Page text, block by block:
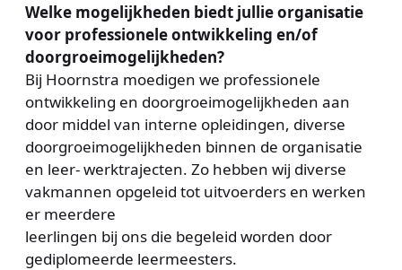
Welke mogelijkheden biedt jullie organisatie
voor professionele ontwikkeling en/of
doorgroeimogelijkheden?
Bij Hoornstra moedigen we professionele
ontwikkeling en doorgroeimogelijkheden aan
door middel van interne opleidingen, diverse
doorgroeimogelijkheden binnen de organisatie
en leer- werktrajecten. Zo hebben wij diverse
vakmannen opgeleid tot uitvoerders en werken
er meerdere
leerlingen bij ons die begeleid worden door
gediplomeerde leermeesters.